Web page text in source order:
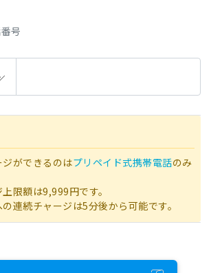
号
ができるのはプリペイド式携帯電話のみ
限額は9,999円です。
連続チャージは5分後から可能です。